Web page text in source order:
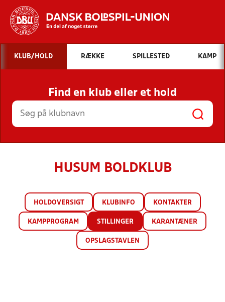
Hvad vil du søge efter?
INDHOLD OG NYHEDER
STILLINGER, RESULTATER, KLUBBER OG
HOLD
KLUB/HOLD RÆKKE SPILLESTED KAMP
Find en klub eller et hold
HUSUM BOLDKLUB
HOLDOVERSIGT KLUBINFO KONTAKTER
KAMPPROGRAM STILLINGER KARANTÆNER
OPSLAGSTAVLEN